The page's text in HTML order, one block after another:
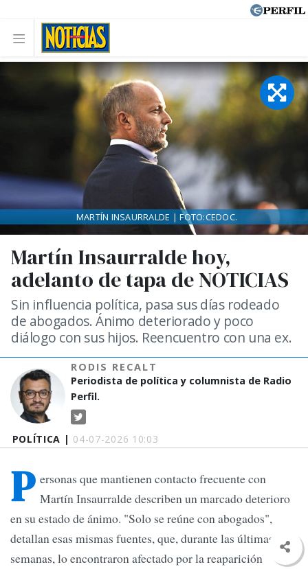
POLÍTICA | 04-07-2026 10:03
Martín Insaurralde hoy,
adelanto de tapa de NOTICIAS
Sin influencia política, pasa sus días rodeado
de abogados. Ánimo deteriorado y poco
diálogo con sus hijos. Reencuentro con una ex.
RODIS RECALT
Periodista de política y columnista de Radio
Perfil.
MARTÍN INSAURRALDE | FOTO:CEDOC.
P ersonas que mantienen contacto frecuente con
Martín Insaurralde describen un marcado deterioro
en su estado de ánimo. "Solo se reúne con abogados",
detallan esas mismas fuentes, que, durante las últimas
semanas, lo encontraron afectado por la reaparición